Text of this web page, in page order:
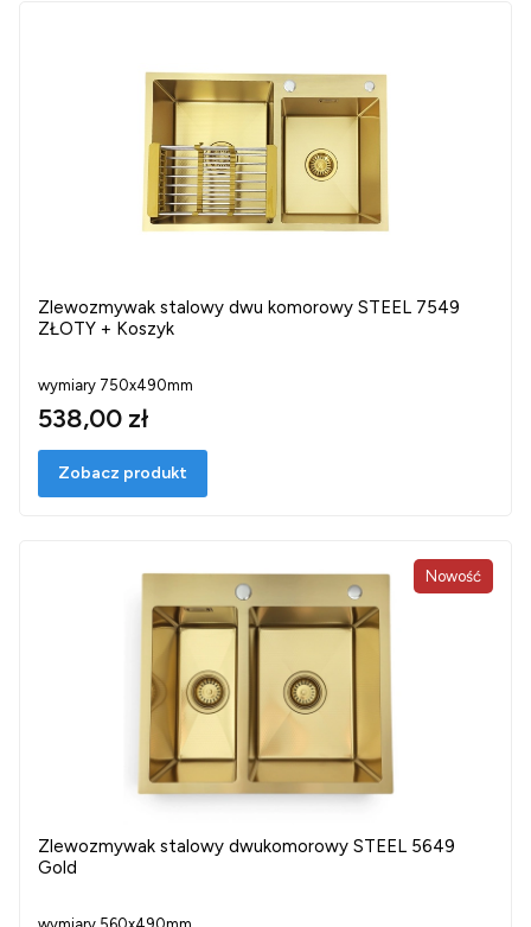
Zlewozmywak stalowy dwu komorowy STEEL 7549
ZŁOTY + Koszyk
wymiary 750x490mm
538,00 zł
Zobacz produkt
Nowość
Zlewozmywak stalowy dwukomorowy STEEL 5649
Gold